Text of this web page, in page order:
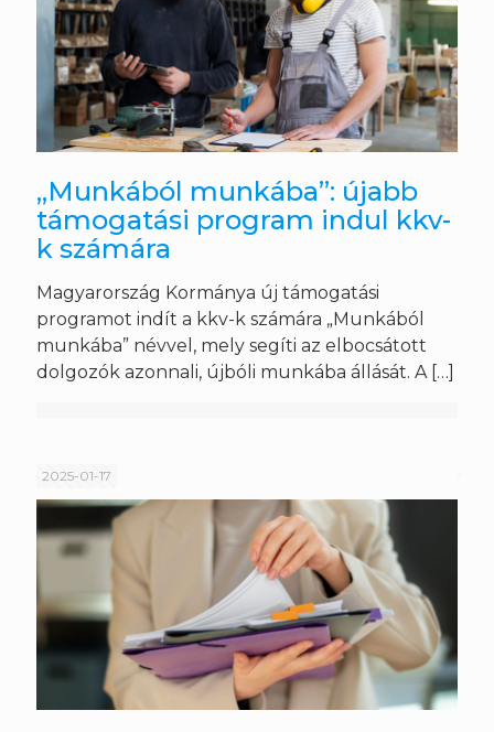
„Munkából munkába”: újabb
támogatási program indul kkv-
k számára
Magyarország Kormánya új támogatási
programot indít a kkv-k számára „Munkából
munkába” névvel, mely segíti az elbocsátott
dolgozók azonnali, újbóli munkába állását. A[…]
2025-01-17